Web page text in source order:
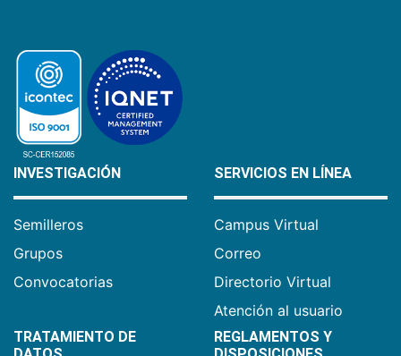
INVESTIGACIÓN
Semilleros
Grupos
Convocatorias
SERVICIOS EN LÍNEA
Campus Virtual
Correo
Directorio Virtual
Atención al usuario
TRATAMIENTO DE
REGLAMENTOS Y